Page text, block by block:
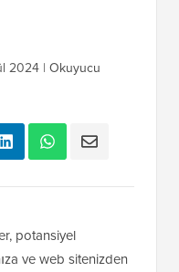
2024 | Okuyucu
potansiyel
ve web sitenizden